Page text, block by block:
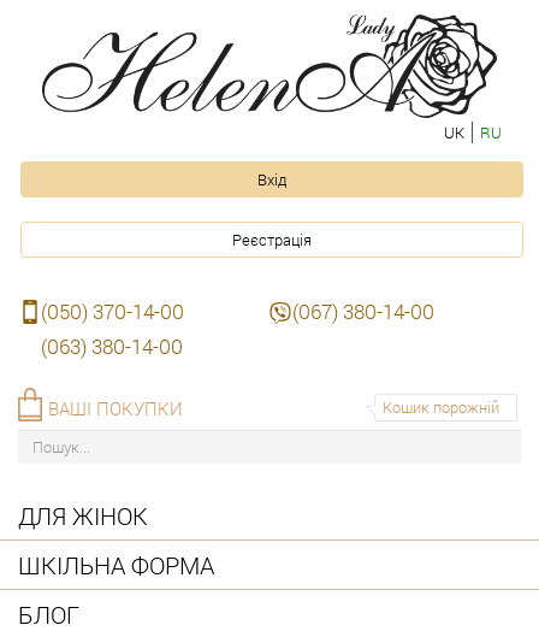
UK RU
Вхід
Реєстрація
(050) 370-14-00
(067) 380-14-00
(063) 380-14-00
Кошик порожній
ВАШІ ПОКУПКИ
ДЛЯ ЖІНОК
ШКІЛЬНА ФОРМА
БЛОГ